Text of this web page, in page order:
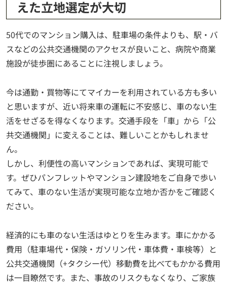
えた立地選定が大切
50代でのマンション購入は、駐車場の条件よりも、駅・バ
スなどの公共交通機関のアクセスが良いこと、病院や商業
施設が徒歩圏にあることに注視しましょう。
今は通勤・買物等にてマイカーを利用されている方も多い
と思いますが、近い将来車の運転に不安感じ、車のない生
活をせざるを得なくなります。交通手段を「車」から「公
共交通機関」に変えることは、難しいことかもしれませ
ん。
しかし、利便性の高いマンションであれば、実現可能で
す。ぜひパンフレットやマンション建設地をご自身で歩い
てみて、車のない生活が実現可能な立地か否かをご確認く
ださい。
経済的にも車のない生活はゆとりを生みます。車にかかる
費用（駐車場代・保険・ガソリン代・車体費・車検等）と
公共交通機関（+タクシー代）移動費を比べてもかかる費用
は一目瞭然です。また、事故のリスクもなくなり、ご家族